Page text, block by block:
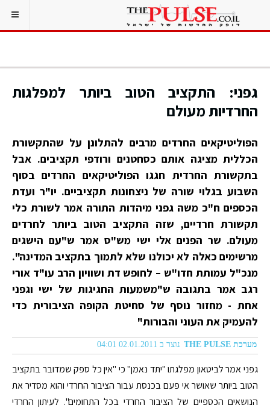
גפני: התקציב הטוב ביותר למפלגות
החרדיות מעולם
הפוליטיקאים החרדים מרבים להתלונן על שהתקשורת
הכללית מציגה אותם כסחטנים ורודפי תקציבים. אבל
בתקשורת החרדית חגגו הפוליטיקאים החרדים בסוף
השבוע בגלוי שורה של ניצחונות תקציביים. יו"ר ועדת
הכספים ח"כ משה גפני מיהדות התורה אמר לשורת כלי
תקשורת חרדיים, שזה התקציב הטוב ביותר לחרדים
מעולם. שר הפנים אלי ישי מש"ס אמר ש"עם הישגים
מרשימים כאלה לא יכולנו שלא לתמוך בתקציב המדינה".
מנכ"ל עמותת חדו"ש – לחופש דת ושוויון הרב עו"ד אורי
רגב אמר בתגובה ש"משמעות החגיגות של ישי וגפני
אחת - מחזור נוסף של סחיטת הקופה הציבורית כדי
להעמיק את העוני והבורות"
מערכת THE PULSE נוצר ב 02.01.2011 04:01
גפני אמר לביטאון מפלגתו "יתד נאמן" כי "אין כל ספק שמדובר בתקציב
הטוב ביותר שאושר אי פעם בכנסת עבור הציבור החרדי והוא מסדיר את
הנושאים הכספיים של הציבור החרדי בכל התחומים". לעיתון החרדי